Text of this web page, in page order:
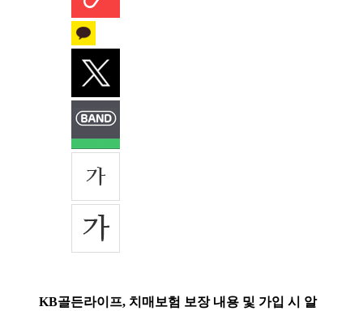
KB골든라이프, 치매보험 보장 내용 및 가입 시 알